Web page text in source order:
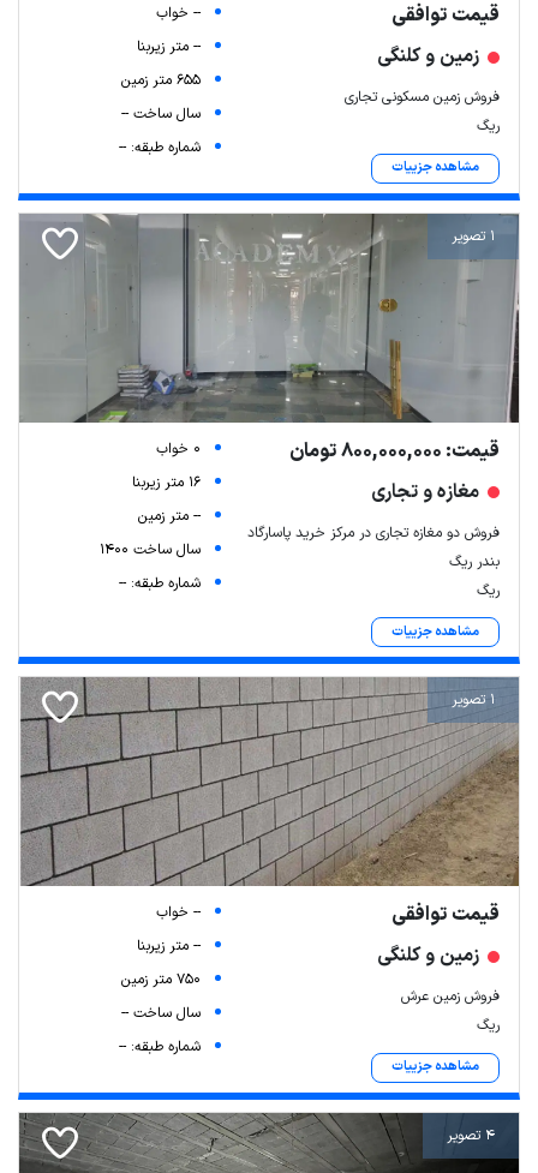
قیمت توافقی
زمین و کلنگی
فروش زمین مسکونی تجاری
ریگ
مشاهده جزییات
-- خواب
-- متر زیربنا
655 متر زمین
سال ساخت --
شماره طبقه: --
1 تصویر
قیمت: 800,000,000 تومان
مغازه و تجاری
فروش دو مغازه تجاری در مرکز خرید پاسارگاد
بندر ریگ
ریگ
مشاهده جزییات
0 خواب
16 متر زیربنا
-- متر زمین
سال ساخت 1400
شماره طبقه: --
1 تصویر
قیمت توافقی
زمین و کلنگی
فروش زمین عرش
ریگ
مشاهده جزییات
-- خواب
-- متر زیربنا
750 متر زمین
سال ساخت --
شماره طبقه: --
4 تصویر